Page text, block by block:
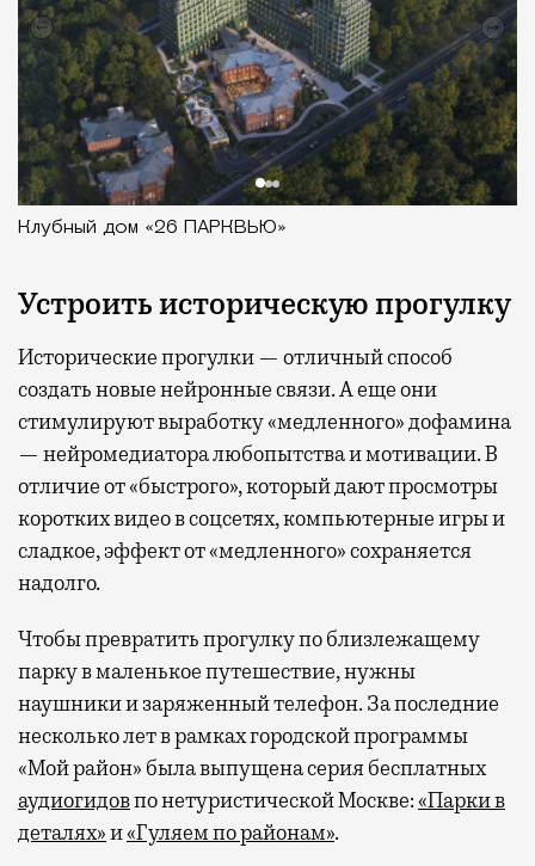
Клубный дом «26 ПАРКВЬЮ»
Устроить историческую прогулку
Исторические прогулки — отличный способ
создать новые нейронные связи. А еще они
стимулируют выработку «медленного» дофамина
— нейромедиатора любопытства и мотивации. В
отличие от «быстрого», который дают просмотры
коротких видео в соцсетях, компьютерные игры и
сладкое, эффект от «медленного» сохраняется
надолго.
Чтобы превратить прогулку по близлежащему
парку в маленькое путешествие, нужны
наушники и заряженный телефон. За последние
несколько лет в рамках городской программы
«Мой район» была выпущена серия бесплатных
аудиогидовпо нетуристической Москве:«Парки в
деталях»и«Гуляем по районам».